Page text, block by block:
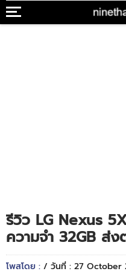
รีวิว LG Nexus
ความจำ 32GB ส่
โพสโดย : / วันที่ : 27 October